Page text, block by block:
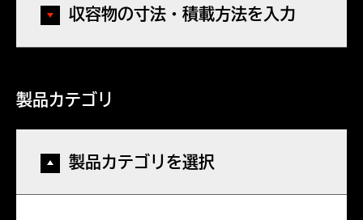
収容物の寸法・積載方法を入力
製品カテゴリ
製品カテゴリを選択